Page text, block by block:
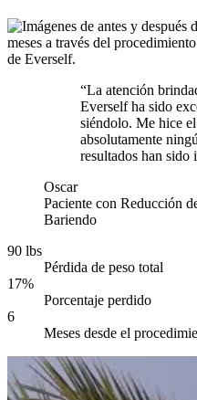
“La atención
Everself ha sido
siéndolo. Me hice
absolutamente
resultados han sido
Oscar
Paciente con Reducción
Bariendo
90 lbs
Pérdida de peso total
17%
Porcentaje perdido
6
Meses desde el